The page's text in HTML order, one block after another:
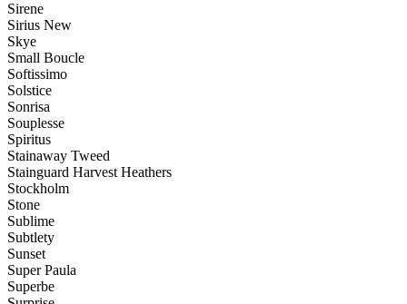
Sirene
Sirius New
Skye
Small Boucle
Softissimo
Solstice
Sonrisa
Souplesse
Spiritus
Stainaway Tweed
Stainguard Harvest Heathers
Stockholm
Stone
Sublime
Subtlety
Sunset
Super Paula
Superbe